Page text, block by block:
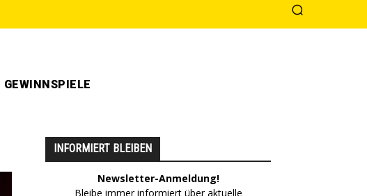
GEWINNSPIELE
INFORMIERT BLEIBEN
Newsletter-Anmeldung!
Bleibe immer informiert über aktuelle